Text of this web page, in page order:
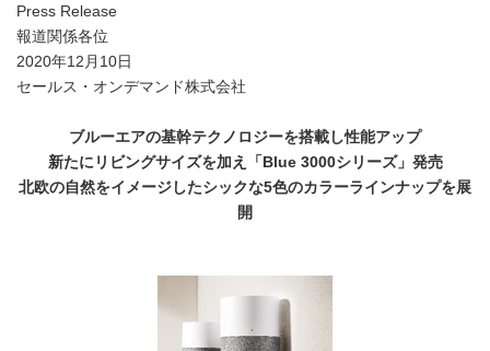
Press Release
報道関係各位
2020年12月10日
セールス・オンデマンド株式会社
ブルーエアの基幹テクノロジーを搭載し性能アップ
新たにリビングサイズを加え「Blue 3000シリーズ」発売
北欧の自然をイメージしたシックな5色のカラーラインナップを展
開